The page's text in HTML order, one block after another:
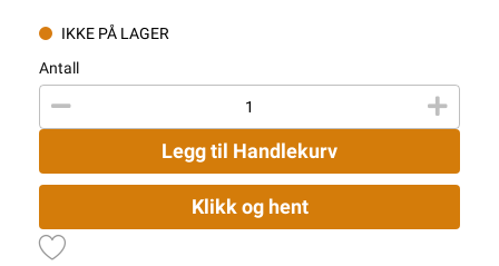
IKKE PÅ LAGER
Antall
Legg til Handlekurv
Klikk og hent